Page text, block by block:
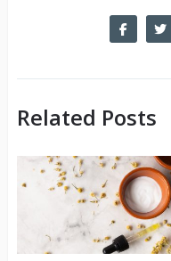
Related Posts